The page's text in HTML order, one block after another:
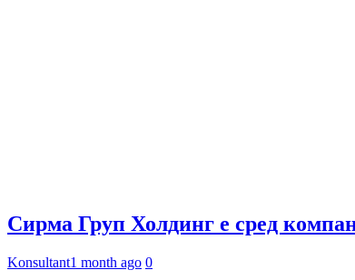
Сирма Груп Холдинг е сред
Konsultant1 month ago 0